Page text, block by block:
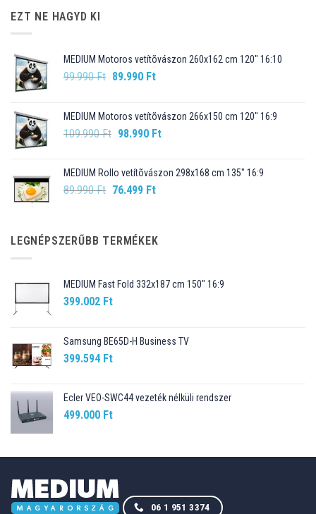
EZT NE HAGYD KI
MEDIUM Motoros vetítõvászon 260x162 cm 120" 16:10
99.990Ft Original
99.990 Ft.
89.990 FtCurrent
89.990 Ft.
MEDIUM Motoros vetítõvászon 266x150 cm 120" 16:9
109.990Ft Original
109.990 Ft.
98.990 FtCurrent
98.990 Ft.
MEDIUM Rollo vetítõvászon 298x168 cm 135" 16:9
89.990Ft Original
89.990 Ft.
76.499 FtCurrent
76.499 Ft.
LEGNÉPSZERŰBB TERMÉKEK
MEDIUM Fast Fold 332x187 cm 150" 16:9
399.002 Ft
Samsung BE65D-H Business TV
399.594 Ft
Ecler VEO-SWC44 vezeték nélküli rendszer
499.000 Ft
06 1 951 3374